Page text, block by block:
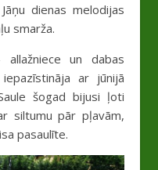
dienas melodijas
smarža.
allažniece un dabas
ar jūnijā
šogad bijusi ļoti
siltumu pār pļavām,
pasaulīte.